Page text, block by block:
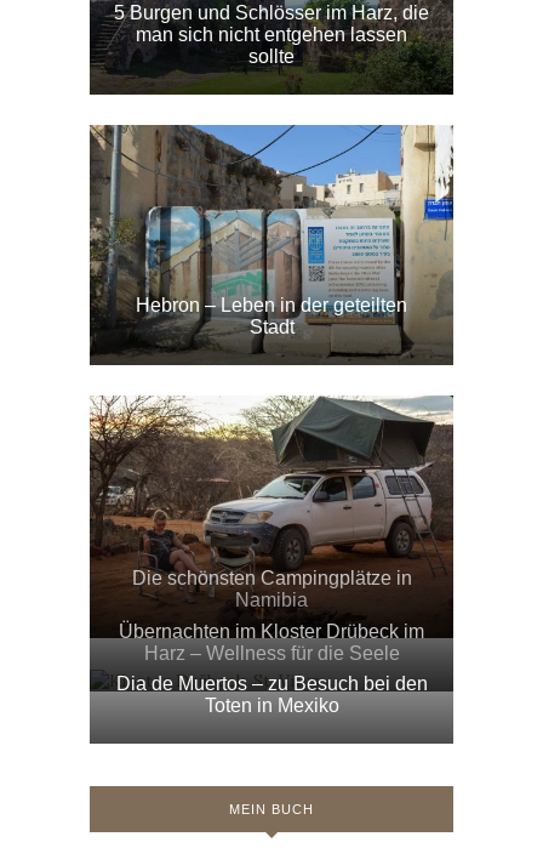
5 Burgen und Schlösser im Harz, die
man sich nicht entgehen lassen
sollte
Hebron – Leben in der geteilten
Stadt
Die schönsten Campingplätze in
Namibia
Übernachten im Kloster Drübeck im
Harz – Wellness für die Seele
Dia de Muertos – zu Besuch bei den
Toten in Mexiko
MEIN BUCH